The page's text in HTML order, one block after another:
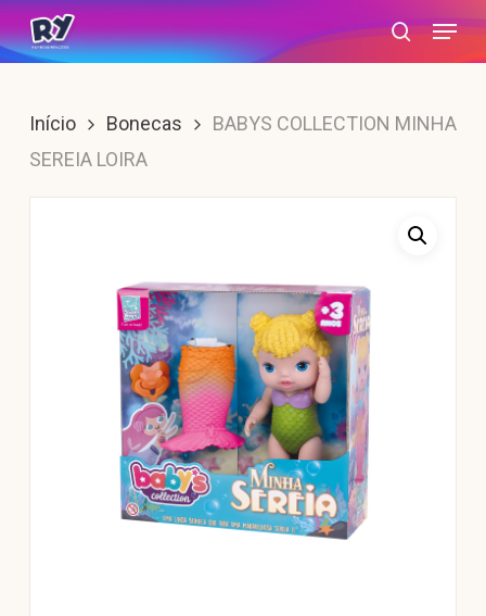
Skip
to
content
search
Menu
Início Bonecas
BABYS COLLECTION MINHA
SEREIA LOIRA